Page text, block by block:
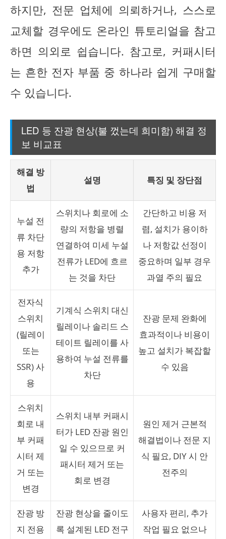
하지만, 전문 업체에 의뢰하거나, 스스로
교체할 경우에도 온라인 튜토리얼을 참고
하면 의외로 쉽습니다. 참고로, 커패시터
는 흔한 전자 부품 중 하나라 쉽게 구매할
수 있습니다.
LED 등 잔광 현상(불 껐는데 희미함) 해결 정
보 비교표
해결 방
법
설명 특징 및 장단점
누설 전
류 차단
용 저항
추가
스위치나 회로에 소
량의 저항을 병렬
연결하여 미세 누설
전류가 LED에 흐르
는 것을 차단
간단하고 비용 저
렴, 설치가 용이하
나 저항값 선정이
중요하며 일부 경우
과열 주의 필요
전자식
스위치
(릴레이
또는
SSR) 사
용
기계식 스위치 대신
릴레이나 솔리드 스
테이트 릴레이를 사
용하여 누설 전류를
차단
잔광 문제 완화에
효과적이나 비용이
높고 설치가 복잡할
수 있음
스위치
회로 내
부 커패
시터 제
거 또는
변경
스위치 내부 커패시
터가 LED 잔광 원인
일 수 있으므로 커
패시터 제거 또는
회로 변경
원인 제거 근본적
해결법이나 전문 지
식 필요, DIY 시 안
전주의
잔광 방
지 전용
잔광 현상을 줄이도
록 설계된 LED 전구
사용자 편리, 추가
작업 필요 없으나